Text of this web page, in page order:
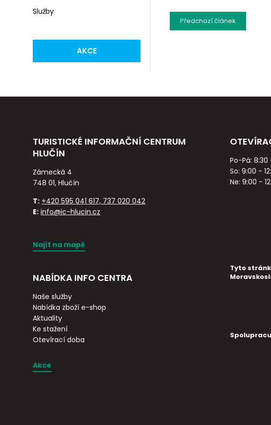
Služby
AKCE
Předchozíčlánek
TURISTICKÉ INFORMAČNÍ CENTRUM
HLUČÍN
Zámecká 4
748 01, Hlučín
T: +420 595 041 617, 737 020 042
E: info@ic-hlucin.cz
Najít na mapě
NABÍDKA INFO CENTRA
Naše služby
Nabídka zboží e-shop
Aktuality
Ke stažení
Otevírací doba
Akce
Po-Pá: 8:30
So: 9:00 -
Ne: 9:00 -
Tyto